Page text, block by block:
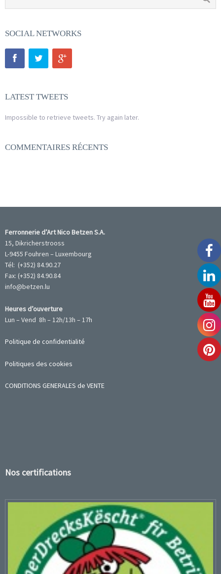
SOCIAL NETWORKS
LATEST TWEETS
Impossible to retrieve tweets. Try again later.
COMMENTAIRES RÉCENTS
Ferronnerie d’Art Nico Betzen S.A.
15, Dikricherstrooss
L-9455 Fouhren – Luxembourg
Tél: (+352) 84.90.27
Fax: (+352) 84.90.84
info@betzen.lu
Heures d’ouverture
Lun – Vend 8h – 12h/13h – 17h
Politique de confidentialité
Politiques des cookies
CONDITIONS GENERALES de VENTE
Nos certifications